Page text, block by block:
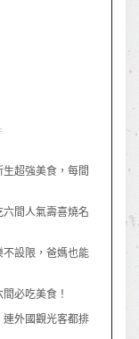
超強美食，每間
間人氣壽喜燒名
設限，爸媽也能
必吃美食！
外國觀光客都排